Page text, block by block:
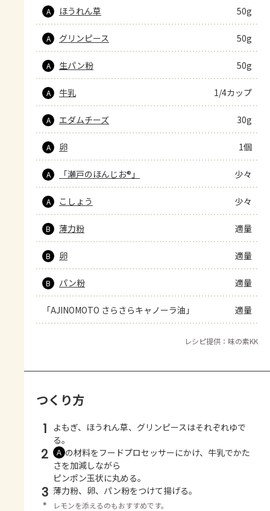
A ほうれん草 50g
A グリンピース 50g
A 生パン粉 50g
A 牛乳 1/4カップ
A エダムチーズ 30g
A 卵 1個
A 「瀬戸のほんじお®」 少々
A こしょう 少々
B 薄力粉 適量
B 卵 適量
B パン粉 適量
「AJINOMOTO さらさらキャノーラ油」 適量
レシピ提供：味の素KK
つくり方
1
よもぎ、ほうれん草、グリンピースはそれぞれゆで
る。
2 Ａ の材料をフードプロセッサーにかけ、牛乳でかた
さを加減しながら
ピンポン玉状に丸める。
3 薄力粉、卵、パン粉をつけて揚げる。
＊ レモンを添えるのもおすすめです。